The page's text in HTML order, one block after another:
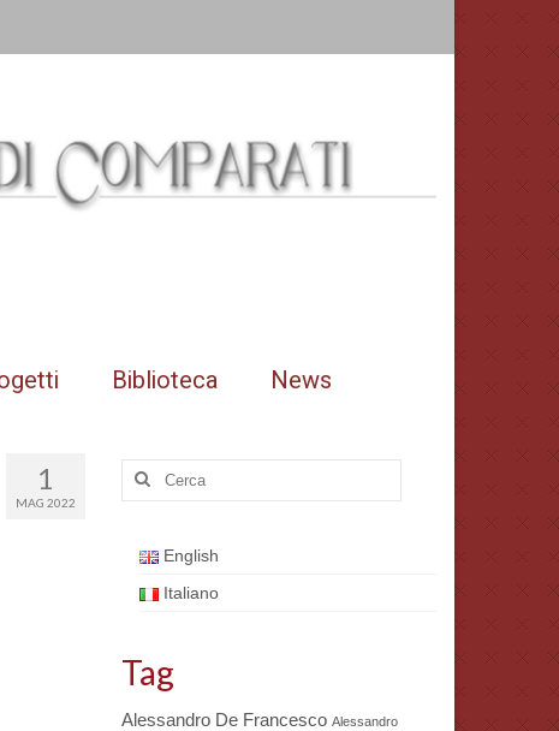
Biblioteca News
1
MAG 2022
Cerca:
English
Italiano
Tag
Alessandro De Francesco Alessandro